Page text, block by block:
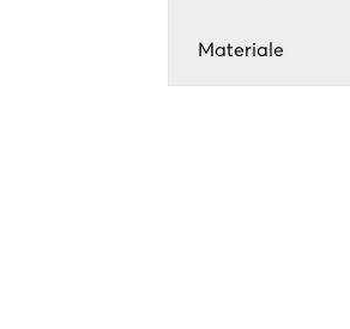
Materiale